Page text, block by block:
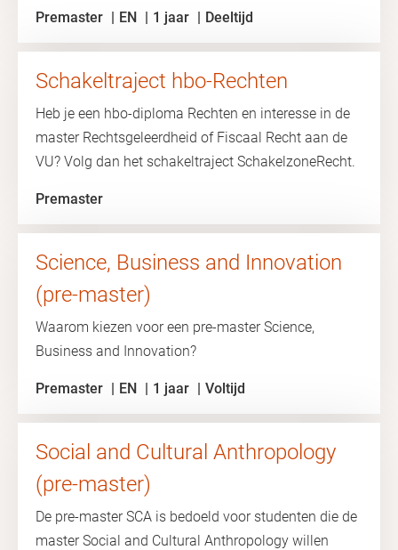
Premaster EN 1 jaar Deeltijd
Schakeltraject hbo-Rechten
Heb je een hbo-diploma Rechten en interesse in de
master Rechtsgeleerdheid of Fiscaal Recht aan de
VU? Volg dan het schakeltraject SchakelzoneRecht.
Premaster
Science, Business and Innovation
(pre-master)
Waarom kiezen voor een pre-master Science,
Business and Innovation?
Premaster EN 1 jaar Voltijd
Social and Cultural Anthropology
(pre-master)
De pre-master SCA is bedoeld voor studenten die de
master Social and Cultural Anthropology willen